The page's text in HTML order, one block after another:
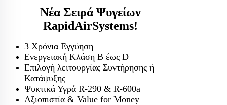
Νέα Σειρά Ψυγείων
RapidAirSystems!
3 Χρόνια Εγγύηση
Ενεργειακή Κλάση Β έως D
Επιλογή λειτουργίας Συντήρησης ή
Κατάψυξης
Ψυκτικά Υγρά R-290 & R-600a
Αξιοπιστία & Value for Money